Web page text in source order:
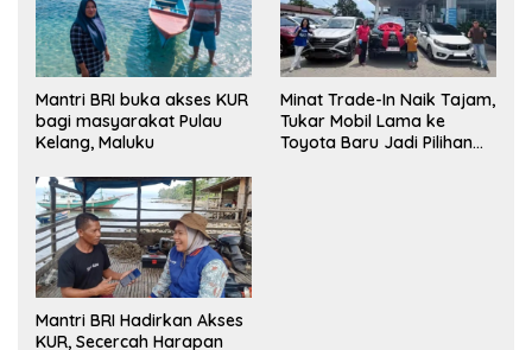
Mantri BRI buka akses KUR
bagi masyarakat Pulau
Kelang, Maluku
Minat Trade-In Naik Tajam,
Tukar Mobil Lama ke
Toyota Baru Jadi Pilihan
Mantri BRI Hadirkan Akses
KUR, Secercah Harapan